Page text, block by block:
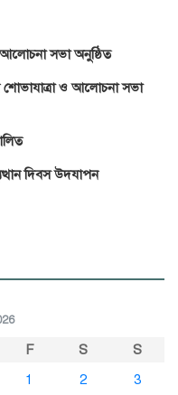
সভা অনুষ্ঠিত
শোভাযাত্রা ও আলোচনা সভা
দিবস উদযাপন
F S
S
1
2
3